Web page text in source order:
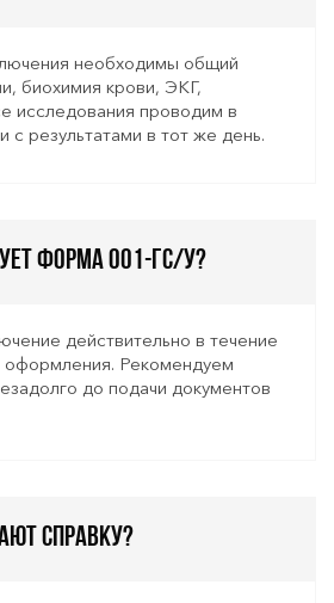
необходимы общий
биохимия крови, ЭКГ,
исследования проводим в
с результатами в тот же день.
форма 001-ГС/у?
действительно в течение
оформления. Рекомендуем
до подачи документов
справку?